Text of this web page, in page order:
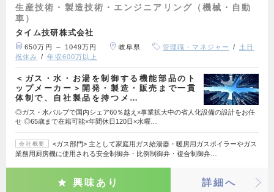
生産技術・製造技術・エンジニアリング（機械・自動
車）
タイム技研株式会社
650万円 ～ 1049万円 岐阜県 管理職・マネジャー
土日
祝休み
年収600万以上
＜ガス・水・お湯を制御する機能部品のト
ップメーカー＞開発・製造・販売まで一貫
体制で、自社製品を持つメ…
◎ガス・水バルブで国内シェア60％越え×事業拡大中の省人化設備の設計をお任
せ ◎65歳まで在籍可能×年間休日120日×水曜…
会社概要
<ガス部門> 主として家庭用ガス給湯器・暖房用ガスボイラーやガス
業務用厨房機に使用される安全制御弁・比例制御弁・複合制御弁…
興味あり 詳細へ